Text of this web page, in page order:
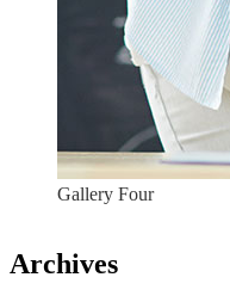
Gallery Four
Archives